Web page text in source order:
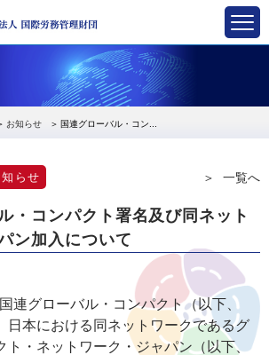
お知らせ 国連グローバル・コン...
知らせ 一覧へ
・コンパクト署名及び同ネット
ン加入について
連グローバル・コンパクト（以下、
日本における同ネットワークであるグ
ト・ネットワーク・ジャパン（以下、